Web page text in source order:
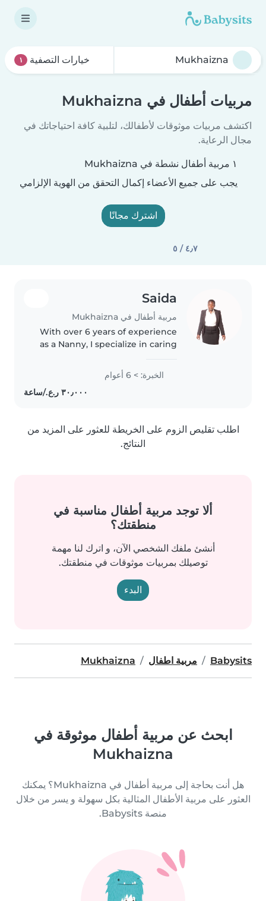
خيارات التصفية ١
مربيات أطفال في Mukhaizna
اكتشف مربيات موثوقات لأطفالك، لتلبية كافة احتياجاتك في
مجال الرعاية.
١ مربية أطفال نشطة في Mukhaizna
يجب على جميع الأعضاء إكمال التحقق من الهوية الإلزامي
اشترك مجانًا
٤٫٧ / ٥
Saida
مربية أطفال في Mukhaizna
With over 6 years of experience
as a Nanny, I specialize in caring
children. I'm a responsible,
friendly, and patient individual
who loves helping with
الخبرة: > 6 أعوام
اطلب تقليص الزوم على الخريطة للعثور على المزيد من
النتائج.
ألا توجد مربية أطفال مناسبة في
منطقتك؟
أنشئ ملفك الشخصي الآن، و اترك لنا مهمة
توصيلك بمربيات موثوقات في منطقتك.
البدء
Babysits مربية اطفال Mukhaizna
ابحث عن مربية أطفال موثوقة في
Mukhaizna
هل أنت بحاجة إلى مربية أطفال في Mukhaizna؟ يمكنك
العثور على مربية الأطفال المثالية بكل سهولة و يسر من خلال
منصة Babysits.